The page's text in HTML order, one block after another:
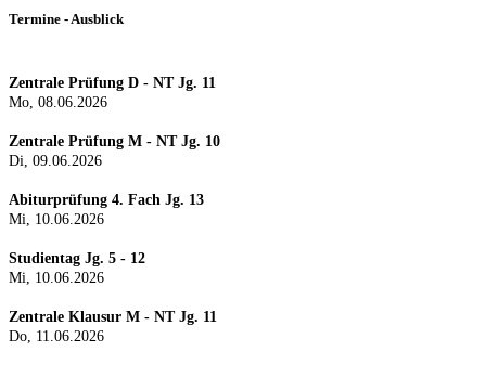
Termine - Ausblick
Zentrale Prüfung D - NT Jg. 11
Mo, 08.06.2026
Zentrale Prüfung M - NT Jg. 10
Di, 09.06.2026
Abiturprüfung 4. Fach Jg. 13
Mi, 10.06.2026
Studientag Jg. 5 - 12
Mi, 10.06.2026
Zentrale Klausur M - NT Jg. 11
Do, 11.06.2026